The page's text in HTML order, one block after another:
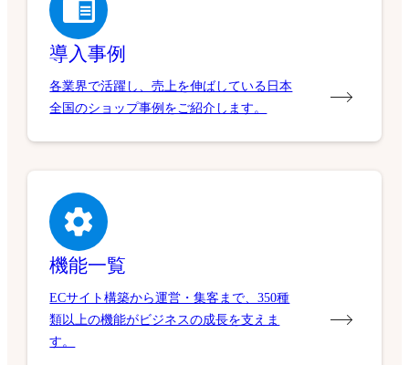
導入事例
各業界で活躍し、売上を伸ばしている日本
全国のショップ事例をご紹介します。
機能一覧
ECサイト構築から運営・集客まで、350種
類以上の機能がビジネスの成長を支えま
す。